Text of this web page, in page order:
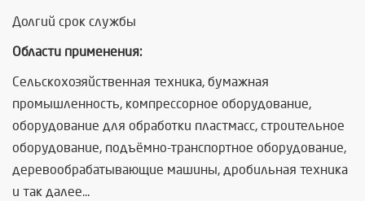
Долгий срок службы
Области применения:
Сельскохозяйственная техника, бумажная
промышленность, компрессорное оборудование,
оборудование для обработки пластмасс, строительное
оборудование, подъёмно-транспортное оборудование,
деревообрабатывающие машины, дробильная техника
и так далее...